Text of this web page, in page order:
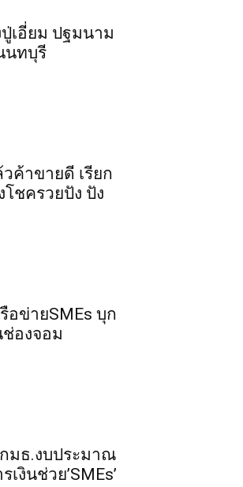
เอี่ยม ​ปฐม​นาม​
นทบุรี
ค้าขาย​ดี​ เรียก​
โชค​รวยปัง​ ปัง​
อข่ายSMEs บุก
องจอม
กมธ.งบประมาณ
งินช่วย’SMEs’